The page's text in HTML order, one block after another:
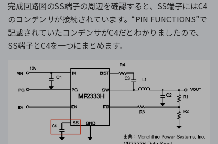
完成回路図のSS端子の周辺を確認すると、SS端子にはC4
のコンデンサが接続されています。“PIN FUNCTIONS”で
記載されていたコンデンサがC4だとわかりましたので、
SS端子とC4を一つにまとめます。